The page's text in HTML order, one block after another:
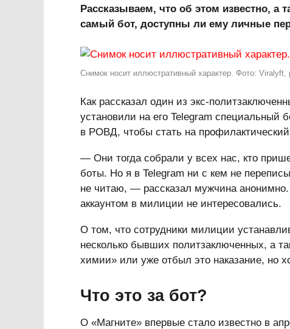
Рассказываем, что об этом известно, а
самый бот, доступны ли ему личные
Снимок носит иллюстративный характер. Фото: Viralyft,
Как рассказал один из экс-
установили на его Telegram специальный
в РОВД, чтобы стать на
— Они тогда собрали у всех нас, кто
боты. Но я в Telegram ни с кем не
не читаю, — рассказал мужчина анонимно.
аккаунтом в милиции не интересовались.
О том, что сотрудники милиции
несколько бывших политзаключенных, а
химии» или уже отбыл это наказание, но
Что это за бот?
О «Магните» впервые стало известно в